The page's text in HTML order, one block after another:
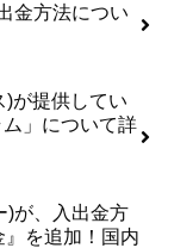
金方法につい
)が提供してい
」について詳
)が、入出金方
を追加！国内